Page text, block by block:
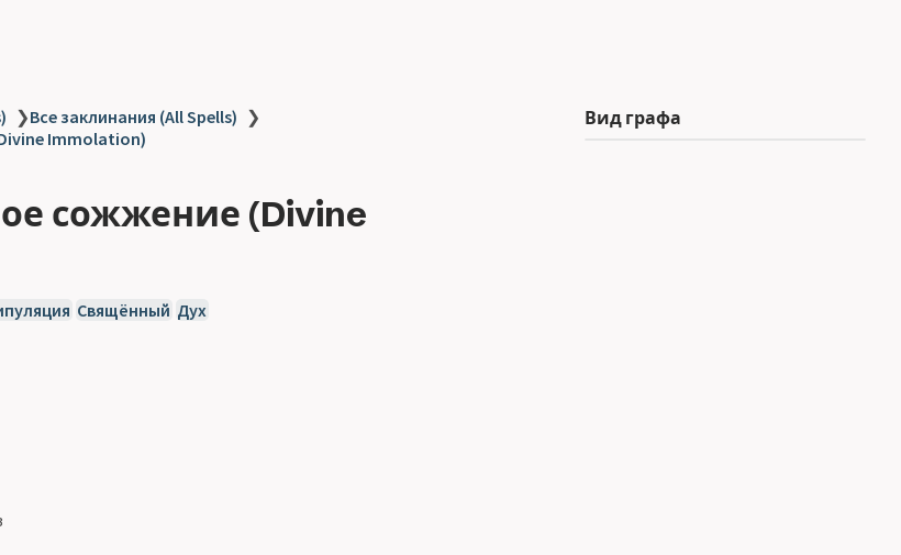
❯Все заклинания (All Spells) ❯
Immolation)
сожжение (Divine
Свящённый Дух
Вид графа